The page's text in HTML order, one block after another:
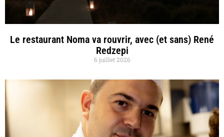
Le restaurant Noma va rouvrir, avec (et sans) René
Redzepi
6 juillet 2026